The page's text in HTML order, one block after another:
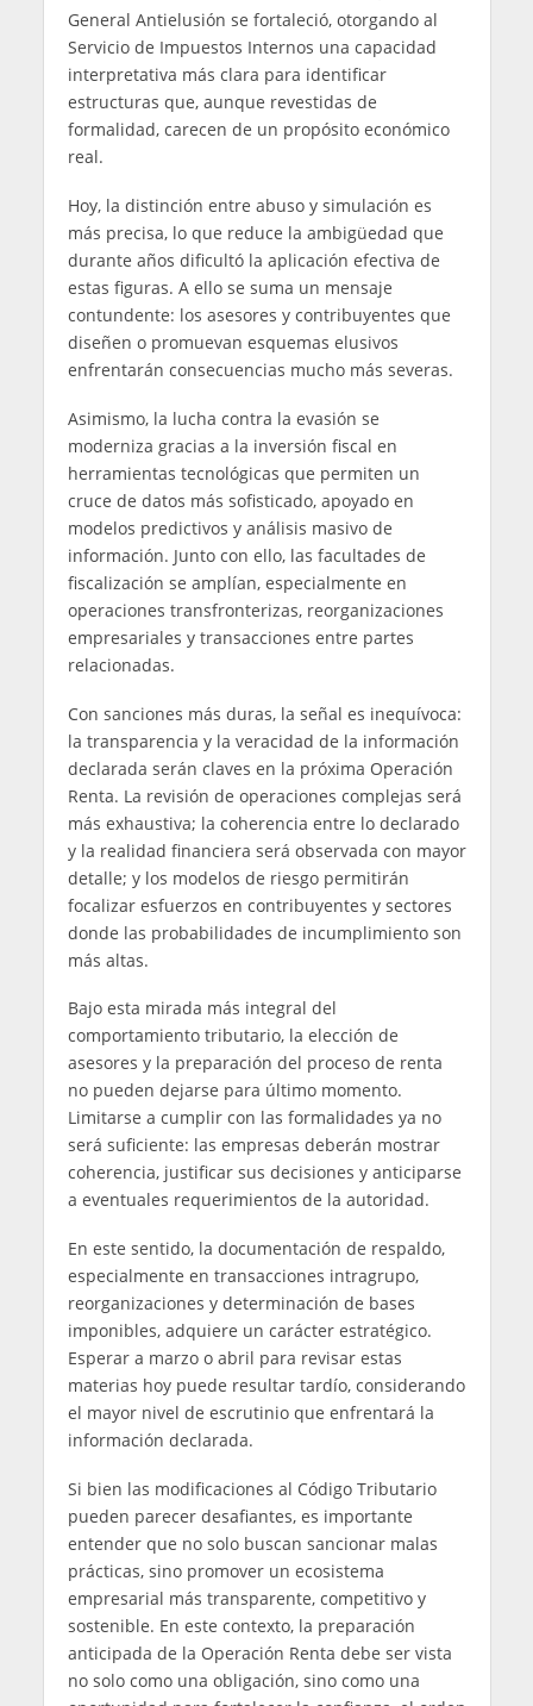
General Antielusión se fortaleció, otorgando al
Servicio de Impuestos Internos una capacidad
interpretativa más clara para identificar
estructuras que, aunque revestidas de
formalidad, carecen de un propósito económico
real.
Hoy, la distinción entre abuso y simulación es
más precisa, lo que reduce la ambigüedad que
durante años dificultó la aplicación efectiva de
estas figuras. A ello se suma un mensaje
contundente: los asesores y contribuyentes que
diseñen o promuevan esquemas elusivos
enfrentarán consecuencias mucho más severas.
Asimismo, la lucha contra la evasión se
moderniza gracias a la inversión fiscal en
herramientas tecnológicas que permiten un
cruce de datos más sofisticado, apoyado en
modelos predictivos y análisis masivo de
información. Junto con ello, las facultades de
fiscalización se amplían, especialmente en
operaciones transfronterizas, reorganizaciones
empresariales y transacciones entre partes
relacionadas.
Con sanciones más duras, la señal es inequívoca:
la transparencia y la veracidad de la información
declarada serán claves en la próxima Operación
Renta. La revisión de operaciones complejas será
más exhaustiva; la coherencia entre lo declarado
y la realidad financiera será observada con mayor
detalle; y los modelos de riesgo permitirán
focalizar esfuerzos en contribuyentes y sectores
donde las probabilidades de incumplimiento son
más altas.
Bajo esta mirada más integral del
comportamiento tributario, la elección de
asesores y la preparación del proceso de renta
no pueden dejarse para último momento.
Limitarse a cumplir con las formalidades ya no
será suficiente: las empresas deberán mostrar
coherencia, justificar sus decisiones y anticiparse
a eventuales requerimientos de la autoridad.
En este sentido, la documentación de respaldo,
especialmente en transacciones intragrupo,
reorganizaciones y determinación de bases
imponibles, adquiere un carácter estratégico.
Esperar a marzo o abril para revisar estas
materias hoy puede resultar tardío, considerando
el mayor nivel de escrutinio que enfrentará la
información declarada.
Si bien las modificaciones al Código Tributario
pueden parecer desafiantes, es importante
entender que no solo buscan sancionar malas
prácticas, sino promover un ecosistema
empresarial más transparente, competitivo y
sostenible. En este contexto, la preparación
anticipada de la Operación Renta debe ser vista
no solo como una obligación, sino como una